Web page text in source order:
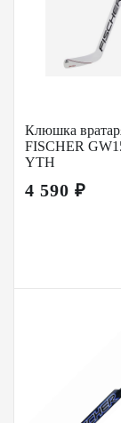
Клюшка
FISCHER
YTH
4 590 ₽